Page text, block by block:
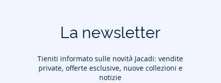
La newsletter
Tieniti informato sulle novità Jacadi: vendite
private, offerte esclusive, nuove collezioni e
notizie